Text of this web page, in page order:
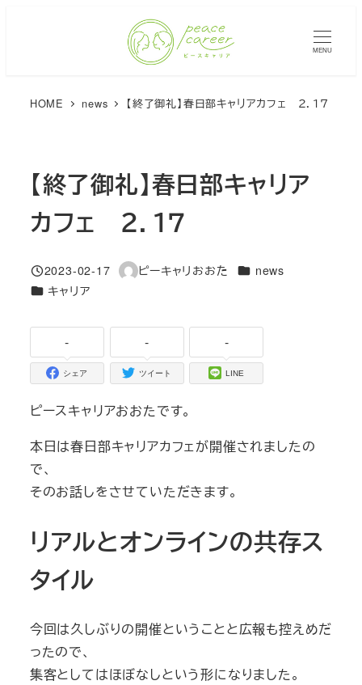
MENU
HOME news 【終了御礼】春日部キャリアカフェ ２．１７
【終了御礼】春日部キャリア
カフェ ２．１７
投稿日
2023-02-17
著
ピーキャリおおた カテゴリー
news
カテゴリー
キャリア
-
シェア
-
ツイート
-
LINE
ピースキャリアおおたです。
本日は春日部キャリアカフェが開催されましたの
で、
そのお話しをさせていただきます。
リアルとオンラインの共存ス
タイル
今回は久しぶりの開催ということと広報も控えめだ
ったので、
集客としてはほぼなしという形になりました。